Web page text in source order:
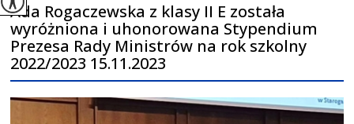
Ada Rogaczewska z klasy II E została
wyróżniona i uhonorowana Stypendium
Prezesa Rady Ministrów na rok szkolny
2022/2023 15.11.2023